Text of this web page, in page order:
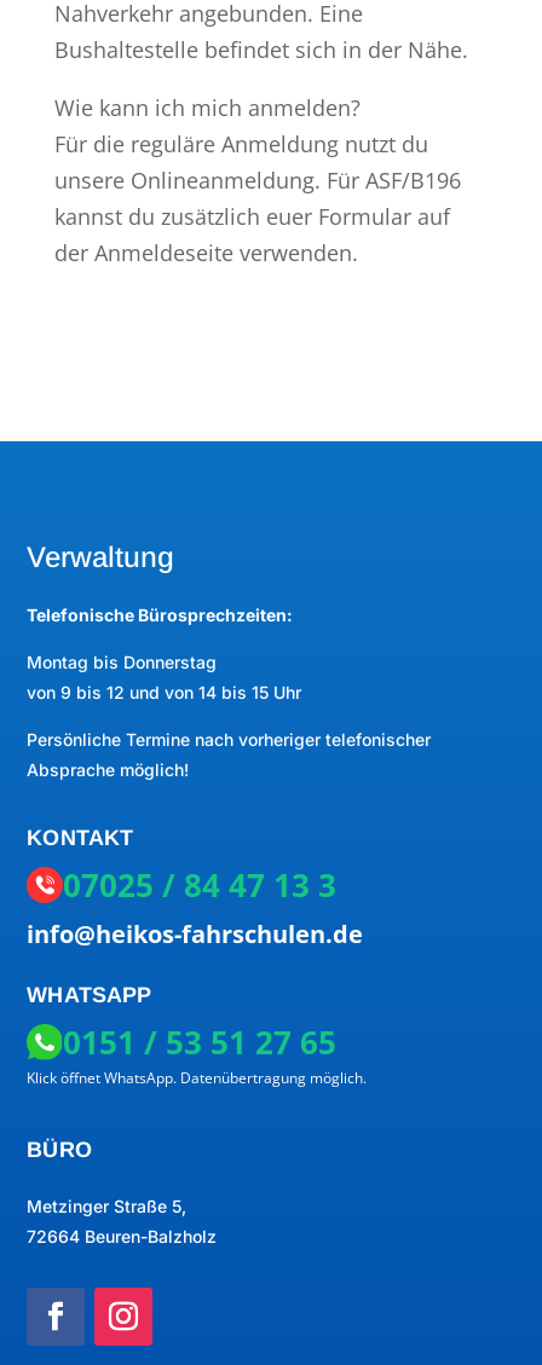
Nahverkehr angebunden. Eine
Bushaltestelle befindet sich in der Nähe.
Wie kann ich mich anmelden?
Für die reguläre Anmeldung nutzt du
unsere Onlineanmeldung. Für ASF/B196
kannst du zusätzlich euer Formular auf
der Anmeldeseite verwenden.
Verwaltung
Telefonische Bürosprechzeiten:
Montag bis Donnerstag
von 9 bis 12 und von 14 bis 15 Uhr
Persönliche Termine nach vorheriger telefonischer
Absprache möglich!
KONTAKT
07025 / 84 47 13 3
info@heikos-fahrschulen.de
WHATSAPP
0151 / 53 51 27 65
Klick öffnet WhatsApp. Datenübertragung möglich.
BÜRO
Metzinger Straße 5,
72664 Beuren-Balzholz